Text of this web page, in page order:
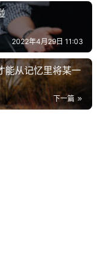
2022年4月29日 11:03
能从记忆里将某一
下一篇